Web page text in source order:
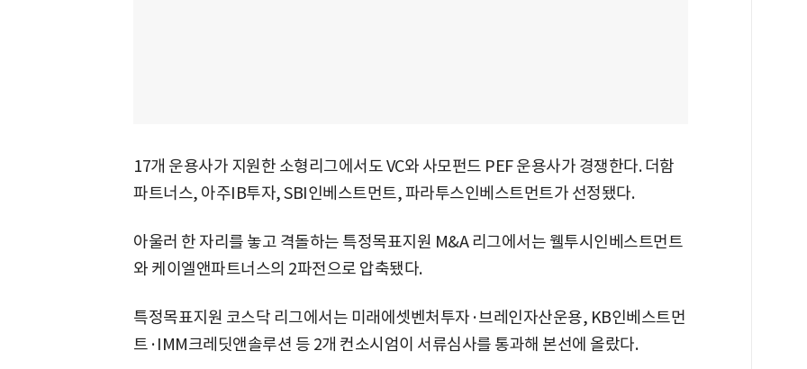
17개 운용사가 지원한 소형리그에서도 VC와 사모펀드 PEF 운용사가 경쟁한다. 더함
파트너스, 아주IB투자, SBI인베스트먼트, 파라투스인베스트먼트가 선정됐다.
아울러 한 자리를 놓고 격돌하는 특정목표지원 M&A 리그에서는 웰투시인베스트먼트
와 케이엘앤파트너스의 2파전으로 압축됐다.
특정목표지원 코스닥 리그에서는 미래에셋벤처투자·브레인자산운용, KB인베스트먼
트·IMM크레딧앤솔루션 등 2개 컨소시엄이 서류심사를 통과해 본선에 올랐다.